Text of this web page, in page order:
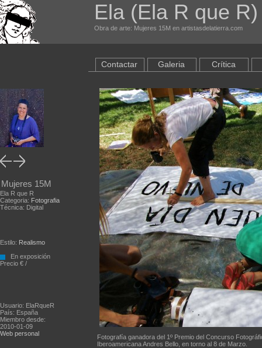
Ela (Ela R que
Obra de arte: Mujeres 15M en artistasdelatierra.com
Mujeres 15M
Ela R que R
Categoria: Fotografia
Técnica: Digital
Estilo: Realismo
En exposición
Precio € /
Usuario: ElaRqueR
País: España
Miembro desde:
2010-01-09
Web personal
Contactar Galeria Crítica
Fotografía ganadora del 1º Premio del Concurso
Iberoamericana Andres Bello, en torno al 8 de Marzo.